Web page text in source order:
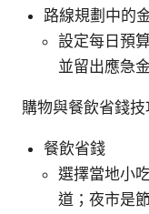
路線規劃中的
設定每日預
並留出應急
購物與餐飲省錢技
餐飲省錢
選擇當地小
道；夜市是